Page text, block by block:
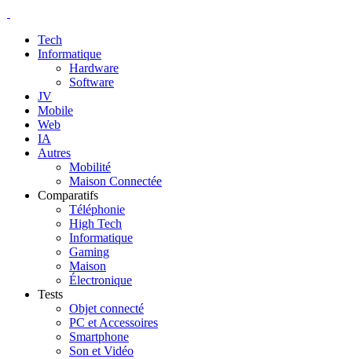
Tech
Informatique
Hardware
Software
JV
Mobile
Web
IA
Autres
Mobilité
Maison Connectée
Comparatifs
Téléphonie
High Tech
Informatique
Gaming
Maison
Électronique
Tests
Objet connecté
PC et Accessoires
Smartphone
Son et Vidéo